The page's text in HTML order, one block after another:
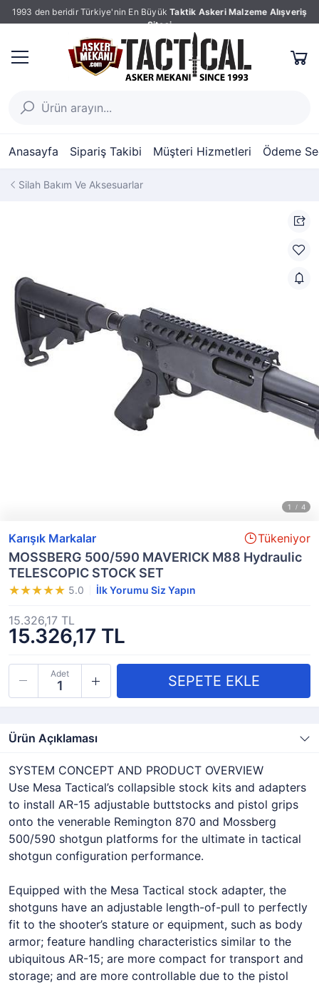
1993 den beridir Türkiye'nin En Büyük Taktik Askeri Malzeme Alışveriş
Sitesi
Anasayfa Sipariş Takibi Müşteri Hizmetleri Ödeme
Silah Bakım Ve Aksesuarlar
Karışık Markalar Tükeniyor
MOSSBERG 500/590 MAVERICK M88 Hydraulic
TELESCOPIC STOCK SET
5.0 İlk Yorumu Siz Yapın
15.326,17 TL
15.326,17 TL
Adet
Ürün Açıklaması
SYSTEM CONCEPT AND PRODUCT OVERVIEW
Use Mesa Tactical’s collapsible stock kits and adapters
to install AR-15 adjustable buttstocks and pistol grips
onto the venerable Remington 870 and Mossberg
500/590 shotgun platforms for the ultimate in tactical
shotgun configuration performance.
Equipped with the Mesa Tactical stock adapter, the
shotguns have an adjustable length-of-pull to perfectly
fit to the shooter’s stature or equipment, such as body
armor; feature handling characteristics similar to the
ubiquitous AR-15; are more compact for transport and
storage; and are more controllable due to the pistol